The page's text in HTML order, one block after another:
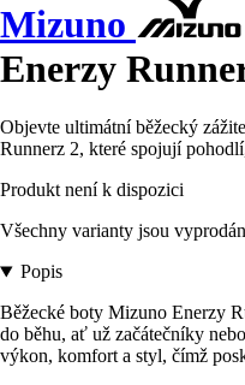
Mizuno
Enerzy
Objevte ultimátní běžecký
Runnerz 2, které spojují
Produkt není k dispozici
Všechny varianty jsou
Popis
Běžecké boty Mizuno Enerzy
do běhu, ať už začátečníky
výkon, komfort a styl, čímž